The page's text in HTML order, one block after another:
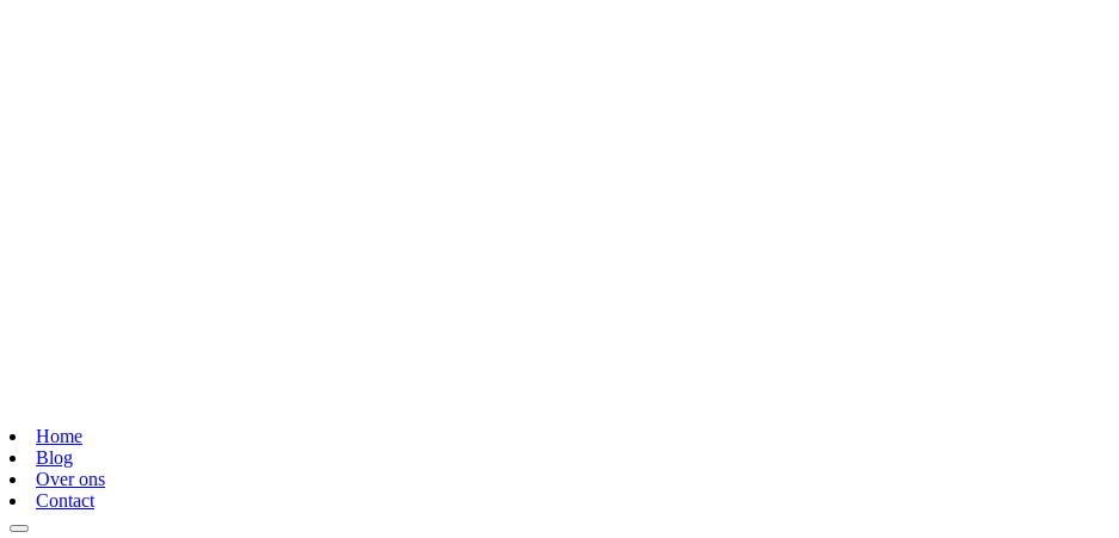
Home
Blog
Over ons
Contact